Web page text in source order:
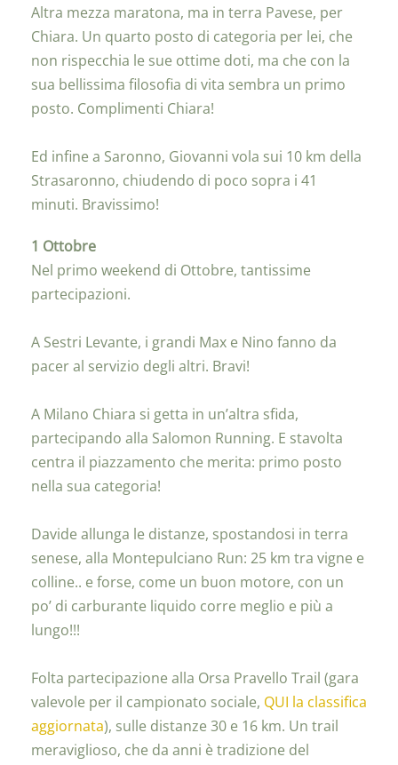
Altra mezza maratona, ma in terra Pavese, per
Chiara. Un quarto posto di categoria per lei, che
non rispecchia le sue ottime doti, ma che con la
sua bellissima filosofia di vita sembra un primo
posto. Complimenti Chiara!
Ed infine a Saronno, Giovanni vola sui 10 km della
Strasaronno, chiudendo di poco sopra i 41
minuti. Bravissimo!
1 Ottobre
Nel primo weekend di Ottobre, tantissime
partecipazioni.
A Sestri Levante, i grandi Max e Nino fanno da
pacer al servizio degli altri. Bravi!
A Milano Chiara si getta in un’altra sfida,
partecipando alla Salomon Running. E stavolta
centra il piazzamento che merita: primo posto
nella sua categoria!
Davide allunga le distanze, spostandosi in terra
senese, alla Montepulciano Run: 25 km tra vigne e
colline.. e forse, come un buon motore, con un
po’ di carburante liquido corre meglio e più a
lungo!!!
Folta partecipazione alla Orsa Pravello Trail (gara
valevole per il campionato sociale, QUI la classifica
aggiornata), sulle distanze 30 e 16 km. Un trail
meraviglioso, che da anni è tradizione del